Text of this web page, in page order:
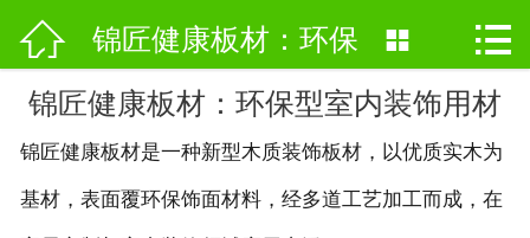
 网站首页
关于我们
产品中心
新闻资讯
 锦匠健康板材：环保
型室内装饰用材
 
锦匠健康板材：环保型室内装饰用材
锦匠健康板材是一种新型木质装饰板材，以优质实木为
基材，表面覆环保饰面材料，经多道工艺加工而成，在